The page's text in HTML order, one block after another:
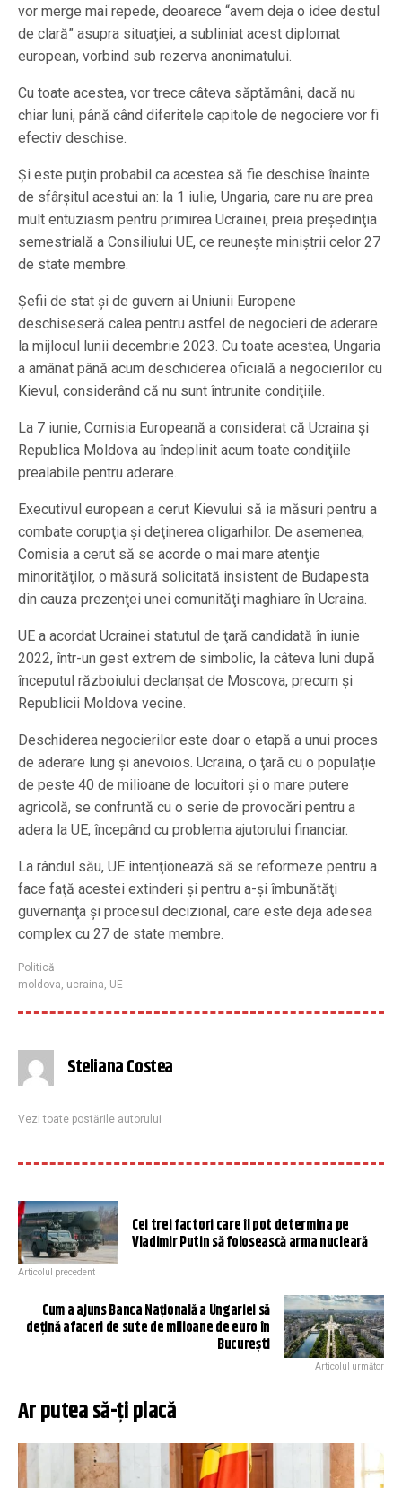
vor merge mai repede, deoarece “avem deja o idee destul
de clară” asupra situaţiei, a subliniat acest diplomat
european, vorbind sub rezerva anonimatului.
Cu toate acestea, vor trece câteva săptămâni, dacă nu
chiar luni, până când diferitele capitole de negociere vor fi
efectiv deschise.
Şi este puţin probabil ca acestea să fie deschise înainte
de sfârşitul acestui an: la 1 iulie, Ungaria, care nu are prea
mult entuziasm pentru primirea Ucrainei, preia preşedinţia
semestrială a Consiliului UE, ce reuneşte miniştrii celor 27
de state membre.
Şefii de stat şi de guvern ai Uniunii Europene
deschiseseră calea pentru astfel de negocieri de aderare
la mijlocul lunii decembrie 2023. Cu toate acestea, Ungaria
a amânat până acum deschiderea oficială a negocierilor cu
Kievul, considerând că nu sunt întrunite condiţiile.
La 7 iunie, Comisia Europeană a considerat că Ucraina şi
Republica Moldova au îndeplinit acum toate condiţiile
prealabile pentru aderare.
Executivul european a cerut Kievului să ia măsuri pentru a
combate corupţia şi deţinerea oligarhilor. De asemenea,
Comisia a cerut să se acorde o mai mare atenţie
minorităţilor, o măsură solicitată insistent de Budapesta
din cauza prezenţei unei comunităţi maghiare în Ucraina.
UE a acordat Ucrainei statutul de ţară candidată în iunie
2022, într-un gest extrem de simbolic, la câteva luni după
începutul războiului declanşat de Moscova, precum şi
Republicii Moldova vecine.
Deschiderea negocierilor este doar o etapă a unui proces
de aderare lung şi anevoios. Ucraina, o ţară cu o populaţie
de peste 40 de milioane de locuitori şi o mare putere
agricolă, se confruntă cu o serie de provocări pentru a
adera la UE, începând cu problema ajutorului financiar.
La rândul său, UE intenţionează să se reformeze pentru a
face faţă acestei extinderi şi pentru a-şi îmbunătăţi
guvernanţa şi procesul decizional, care este deja adesea
complex cu 27 de state membre.
Politică
moldova, ucraina, UE
Steliana Costea
Vezi toate postările autorului
Cei trei factori care îl pot determina pe
Vladimir Putin să folosească arma nucleară
Articolul precedent
Cum a ajuns Banca Națională a Ungariei să
dețină afaceri de sute de milioane de euro în
București
Articolul următor
Ar putea să-ți placă